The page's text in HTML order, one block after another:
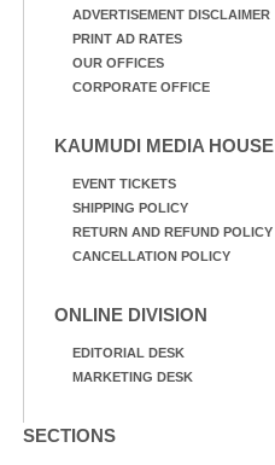
ADVERTISEMENT DISCLAIMER
PRINT AD RATES
OUR OFFICES
CORPORATE OFFICE
KAUMUDI MEDIA HOUSE
EVENT TICKETS
SHIPPING POLICY
RETURN AND REFUND POLICY
CANCELLATION POLICY
ONLINE DIVISION
EDITORIAL DESK
MARKETING DESK
SECTIONS